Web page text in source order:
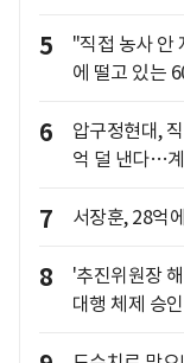
5
"직접 농사 안
에 떨고 있는
6
압구정현대,
억 덜 낸다…
7 서장훈, 28억
8
'추진위원장
대행 체제 승인